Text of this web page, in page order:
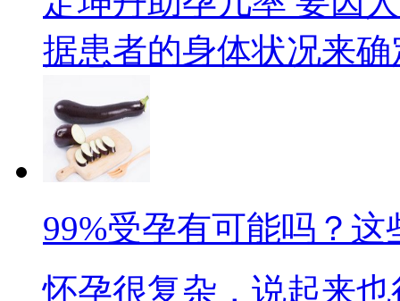
据患者的身体状况来确
99%受孕有可能吗？
怀孕很复杂，说起来